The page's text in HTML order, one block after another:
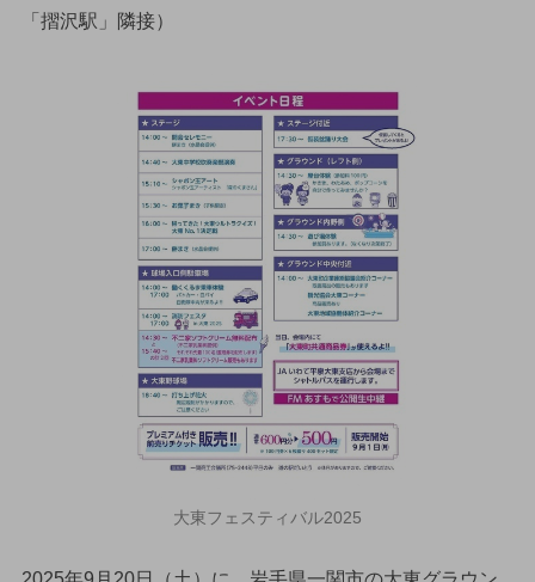
「摺沢駅」隣接）
大東フェスティバル2025